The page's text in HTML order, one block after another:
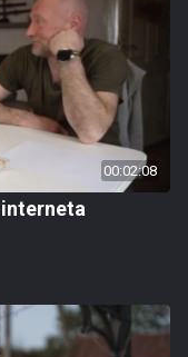
00:02:08